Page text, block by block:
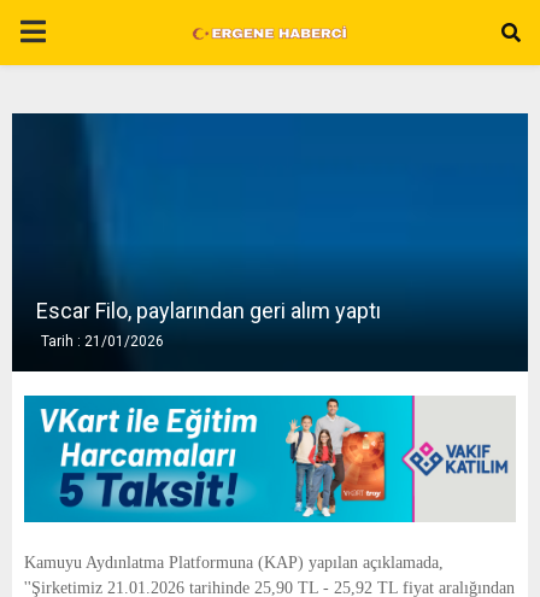
P
E
Escar Filo, paylarından geri alım yaptı
Tarih : 21/01/2026
Kamuyu Aydınlatma Platformuna (KAP) yapılan açıklamada,
''Şirketimiz 21.01.2026 tarihinde 25,90 TL - 25,92 TL fiyat aralığından